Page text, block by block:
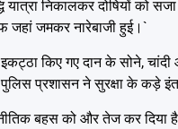
यात्रानिकालकर दोषियों को
जहां जमकर नारेबाजी हुई।`
किए गए दान के सोने, चांदी
प्रशासन ने सुरक्षा के कड़े
बहस को और तेज कर